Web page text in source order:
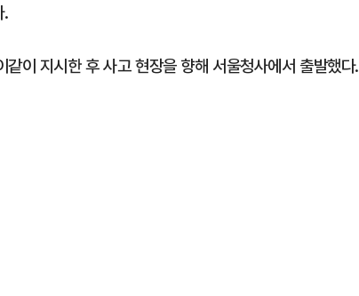
.
같이 지시한 후 사고 현장을 향해 서울청사에서 출발했다.